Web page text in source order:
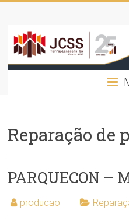
contentJCSS
–
José
Sousa
SA
Reparação de
PARQUECON –
producao